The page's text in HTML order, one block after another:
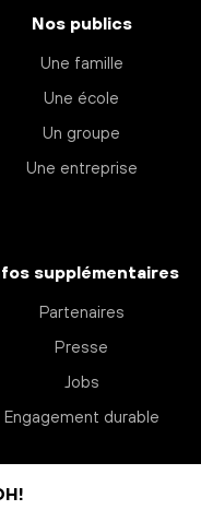
Nos publics
Une famille
Une école
Un groupe
Une entreprise
supplémentaires
Partenaires
Presse
Jobs
Engagement durable